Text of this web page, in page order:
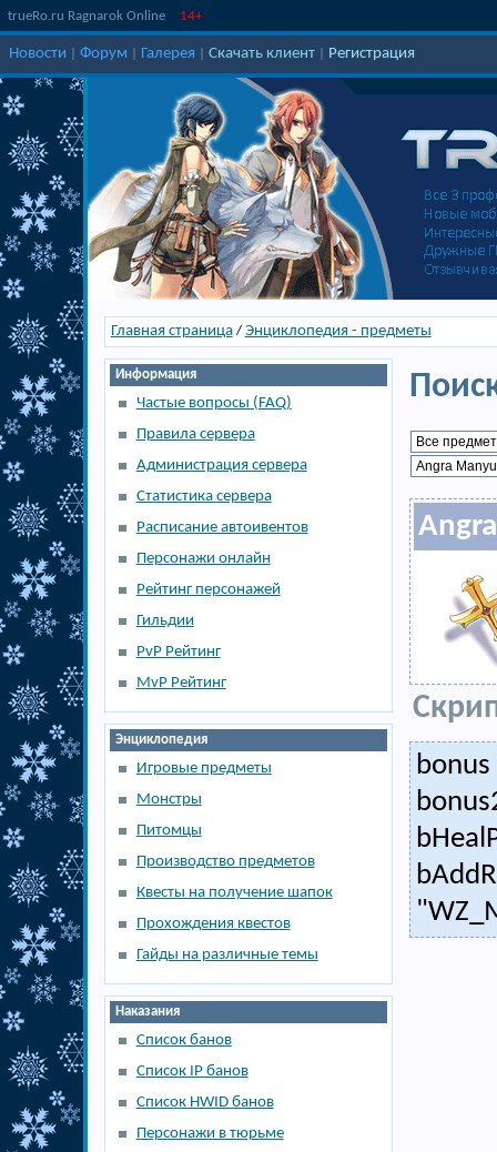
trueRo.ru Ragnarok Online 14+
Новости Форум Галерея Скачать клиент Регистрация
Главная страница/ Энциклопедия - предметы
Информация
Частые вопросы (FAQ)
Правила сервера
Администрация сервера
Статистика сервера
Расписание автоивентов
Персонажи онлайн
Рейтинг персонажей
Гильдии
PvP Рейтинг
MvP Рейтинг
Энциклопедия
Игровые предметы
Монстры
Питомцы
Производство предметов
Квесты на получение шапок
Прохождения квестов
Гайды на различные темы
Наказания
Список банов
Список IP банов
Список HWID банов
Персонажи в тюрьме